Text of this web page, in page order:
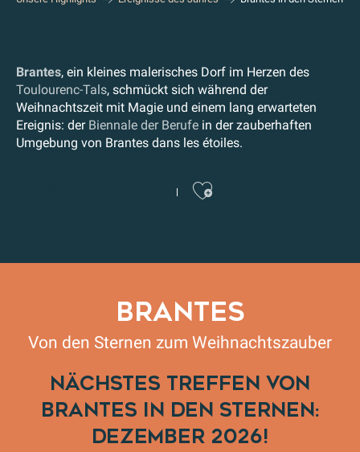
Brantes, ein kleines malerisches Dorf im Herzen des
Toulourenc-Tals, schmückt sich während der
Weihnachtszeit mit Magie und einem lang erwarteten
Ereignis: der Biennale der Berufe in der zauberhaften
Umgebung von Brantes dans les étoiles.
Ajouter
BRANTES
Von den Sternen zum Weihnachtszauber
Nächstes Treffen von
Brantes in den Sternen:
Dezember 2026!